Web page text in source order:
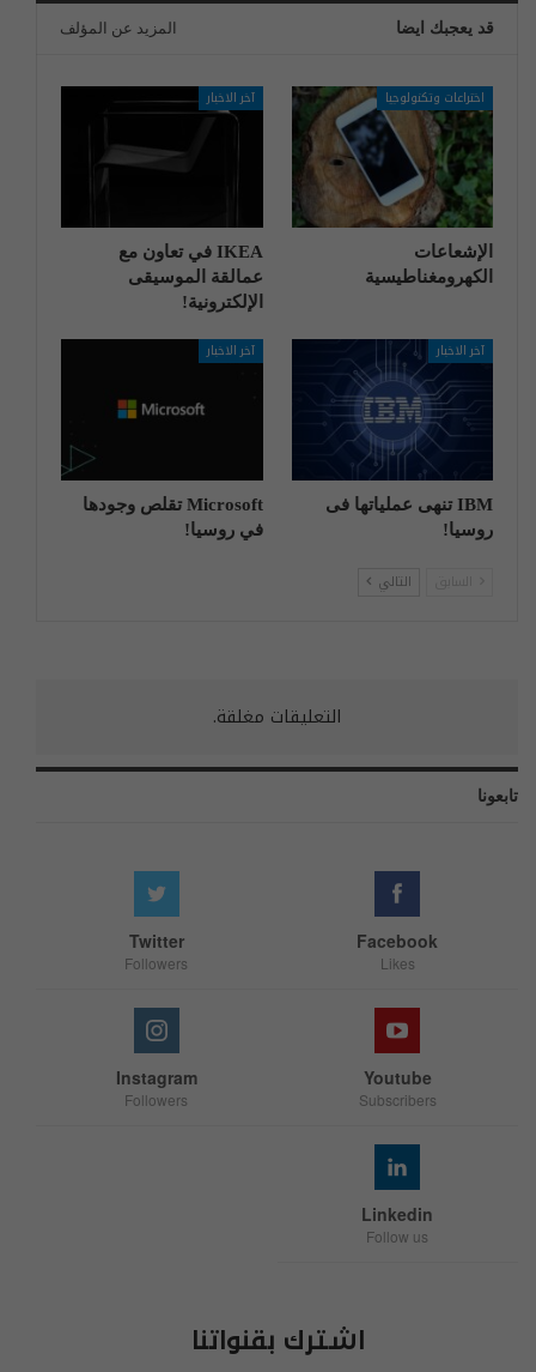
قد يعجبك ايضا المزيد عن المؤلف
اختراعات وتكنولوجيا
الإشعاعات
الكهرومغناطيسية
آخر الاخبار
IKEA في تعاون مع
عمالقة الموسيقى
الإلكترونية!
آخر الاخبار
IBM تنهی عملیاتها فی
روسیا!
آخر الاخبار
Microsoft تقلص وجودها
في روسيا!
التالي
التعليقات مغلقة.
تابعونا
Facebook
Likes
Twitter
Followers
Youtube
Subscribers
Instagram
Followers
Linkedin
Follow us
اشترك بقنواتنا